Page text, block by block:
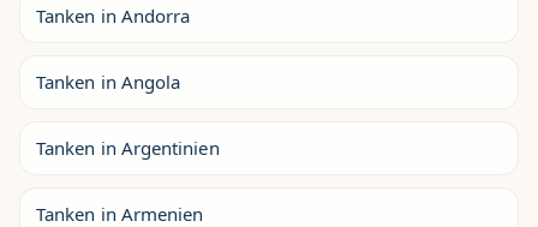
Tanken in Andorra
Tanken in Angola
Tanken in Argentinien
Tanken in Armenien